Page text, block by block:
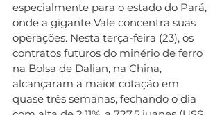
especialmente para o estado do Pará,
onde a gigante Vale concentra suas
operações. Nesta terça-feira (23), os
contratos futuros do minério de ferro
na Bolsa de Dalian, na China,
alcançaram a maior cotação em
quase três semanas, fechando o dia